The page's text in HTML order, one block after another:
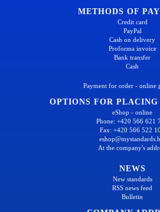
METHODS OF
Credit card
PayPal
Cash on delivery
Proforma invoice
Bank transfer
Cash
Payment for order - online
OPTIONS FOR
eShop - online
Phone: +420 566 621
Fax: +420 566 522
At the company's
NEWS
New standards
RSS news feed
Bulletin